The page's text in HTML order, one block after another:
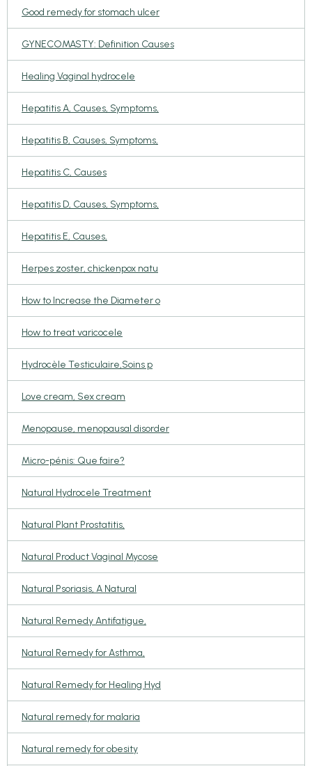
Good remedy for stomach ulcer
GYNECOMASTY: Definition Causes
Healing Vaginal hydrocele
Hepatitis A, Causes, Symptoms,
Hepatitis B, Causes, Symptoms,
Hepatitis C, Causes
Hepatitis D, Causes, Symptoms,
Hepatitis E, Causes,
Herpes zoster, chickenpox natu
How to Increase the Diameter o
How to treat varicocele
Hydrocèle Testiculaire,Soins p
Love cream, Sex cream
Menopause, menopausal disorder
Micro-pénis: Que faire?
Natural Hydrocele Treatment
Natural Plant Prostatitis,
Natural Product Vaginal Mycose
Natural Psoriasis, A Natural
Natural Remedy Antifatigue,
Natural Remedy for Asthma,
Natural Remedy for Healing Hyd
Natural remedy for malaria
Natural remedy for obesity